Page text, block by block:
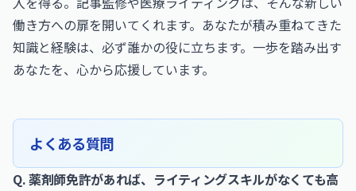
働き方への扉を開いてくれます。あなたが積み重ねてきた
知識と経験は、必ず誰かの役に立ちます。一歩を踏み出す
あなたを、心から応援しています。
よくある質問
Q. 薬剤師免許があれば、ライティングスキルがなくても高